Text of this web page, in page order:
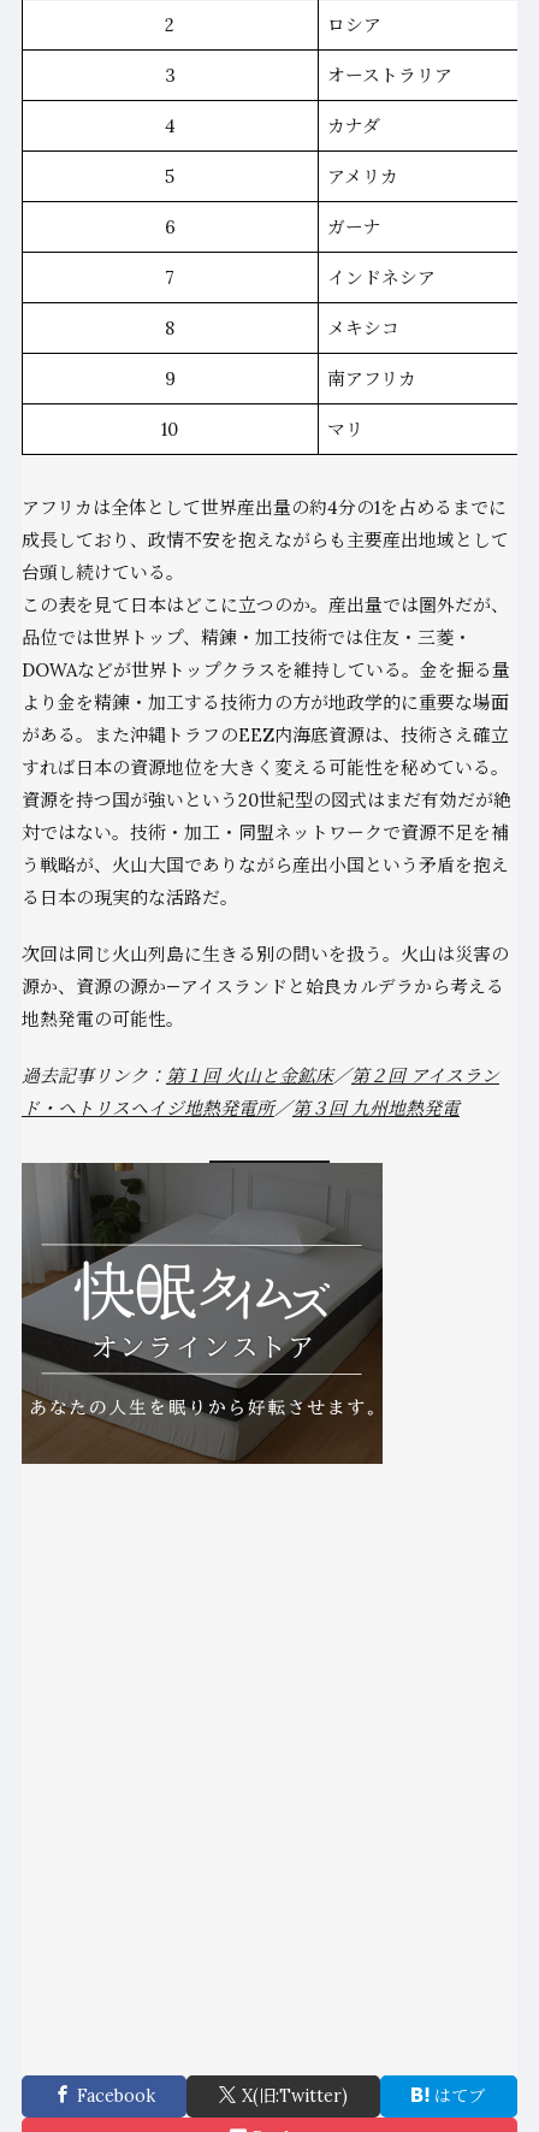
2 ロシア
3 オーストラリア
4 カナダ
5 アメリカ
6 ガーナ
7 インドネシア
8 メキシコ
9 南アフリカ
10 マリ
アフリカは全体として世界産出量の約4分の1を占めるまでに
成長しており、政情不安を抱えながらも主要産出地域として
台頭し続けている。
この表を見て日本はどこに立つのか。産出量では圏外だが、
品位では世界トップ、精錬・加工技術では住友・三菱・
DOWAなどが世界トップクラスを維持している。金を掘る量
より金を精錬・加工する技術力の方が地政学的に重要な場面
がある。また沖縄トラフのEEZ内海底資源は、技術さえ確立
すれば日本の資源地位を大きく変える可能性を秘めている。
資源を持つ国が強いという20世紀型の図式はまだ有効だが絶
対ではない。技術・加工・同盟ネットワークで資源不足を補
う戦略が、火山大国でありながら産出小国という矛盾を抱え
る日本の現実的な活路だ。
次回は同じ火山列島に生きる別の問いを扱う。火山は災害の
源か、資源の源か—アイスランドと姶良カルデラから考える
地熱発電の可能性。
過去記事リンク： 第１回 火山と金鉱床／第２回 アイスラン
ド・ヘトリスヘイジ地熱発電所／第３回 九州地熱発電
Facebook X(旧:Twitter)
はてブ